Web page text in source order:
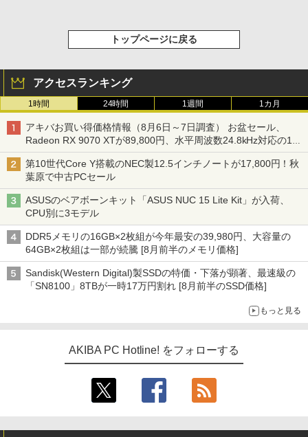
トップページに戻る
アクセスランキング
1時間 24時間 1週間 1カ月
アキバお買い得価格情報（8月6日～7日調査） お盆セール、
Radeon RX 9070 XTが89,800円、水平周波数24.8kHz対応の17
型モニターが9,801円、暑さ指数連動セール ほか
第10世代Core Y搭載のNEC製12.5インチノートが17,800円！秋
葉原で中古PCセール
ASUSのベアボーンキット「ASUS NUC 15 Lite Kit」が入荷、
CPU別に3モデル
DDR5メモリの16GB×2枚組が今年最安の39,980円、大容量の
64GB×2枚組は一部が続騰 [8月前半のメモリ価格]
Sandisk(Western Digital)製SSDの特価・下落が顕著、最速級の
「SN8100」8TBが一時17万円割れ [8月前半のSSD価格]
もっと見る
AKIBA PC Hotline! をフォローする